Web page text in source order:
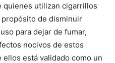
quienes utilizan cigarrillos
de disminuir
para dejar de fumar,
nocivos de estos
está validado como un